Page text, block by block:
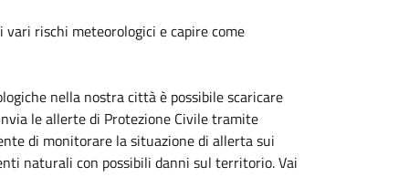
rischi meteorologici e capire come
nella nostra città è possibile scaricare
le allerte di Protezione Civile tramite
di monitorare la situazione di allerta sui
naturali con possibili danni sul territorio. Vai